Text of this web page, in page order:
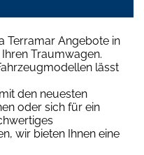
Terramar Angebote in
Traumwagen.
lässt
den neuesten
oder sich für ein
wir bieten Ihnen eine